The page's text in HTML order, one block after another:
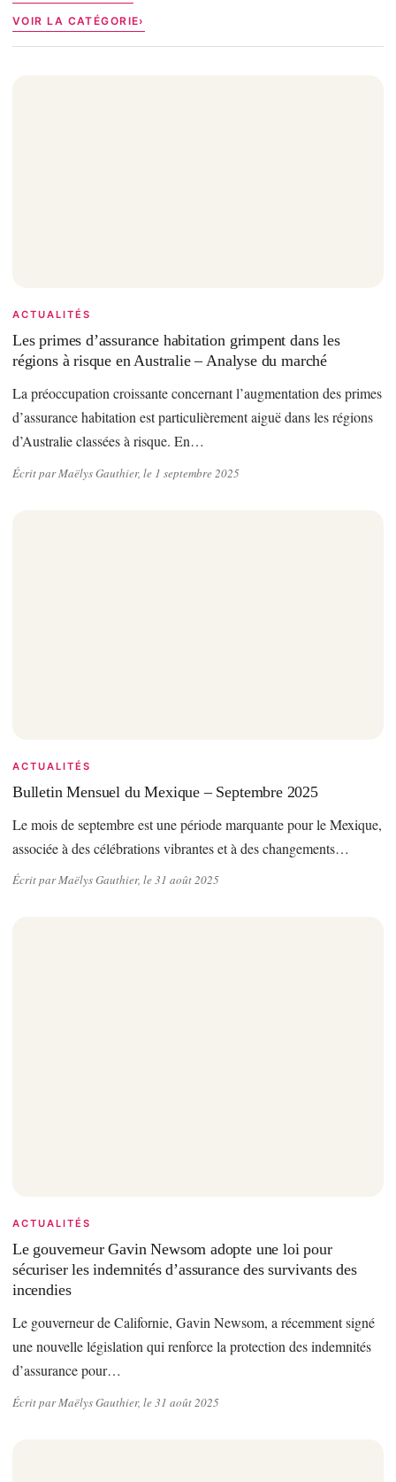
VOIR LA CATÉGORIE
ACTUALITÉS
Les primes d’assurance habitation grimpent dans les
régions à risque en Australie – Analyse du marché
La préoccupation croissante concernant l’augmentation des primes
d’assurance habitation est particulièrement aiguë dans les régions
d’Australie classées à risque. En…
Écrit par Maëlys Gauthier, le 1 septembre 2025
ACTUALITÉS
Bulletin Mensuel du Mexique – Septembre 2025
Le mois de septembre est une période marquante pour le Mexique,
associée à des célébrations vibrantes et à des changements…
Écrit par Maëlys Gauthier, le 31 août 2025
ACTUALITÉS
Le gouverneur Gavin Newsom adopte une loi pour
sécuriser les indemnités d’assurance des survivants des
incendies
Le gouverneur de Californie, Gavin Newsom, a récemment signé
une nouvelle législation qui renforce la protection des indemnités
d’assurance pour…
Écrit par Maëlys Gauthier, le 31 août 2025